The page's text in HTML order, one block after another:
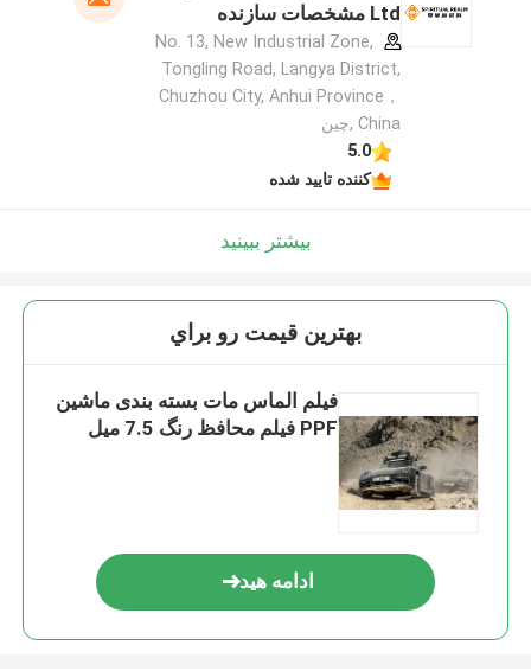
Ltd مشخصات سازنده
No. 13, New Industrial Zone,
Tongling Road, Langya District,
Chuzhou City, Anhui Province，
China ,چین
5.0
کننده تایید شده
بیشتر ببینید
بهترين قيمت رو براي
فیلم الماس مات بسته بندی ماشین
PPF فیلم محافظ رنگ 7.5 میل
ادامه هید